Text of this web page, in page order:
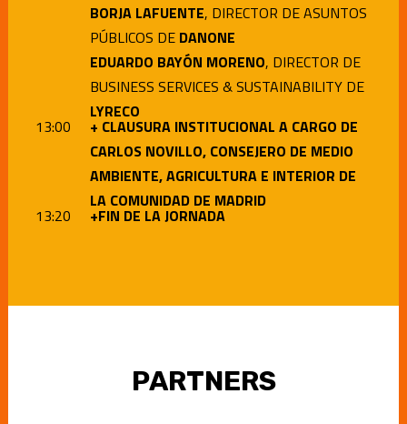
BORJA LAFUENTE, DIRECTOR DE ASUNTOS
PÚBLICOS DE DANONE
EDUARDO BAYÓN MORENO, DIRECTOR DE
BUSINESS SERVICES & SUSTAINABILITY DE
LYRECO
13:00
+ CLAUSURA INSTITUCIONAL A CARGO DE
CARLOS NOVILLO, CONSEJERO DE MEDIO
AMBIENTE, AGRICULTURA E INTERIOR DE
LA COMUNIDAD DE MADRID
13:20 +FIN DE LA JORNADA
PARTNERS